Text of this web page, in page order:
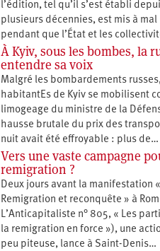
l’édition, tel qu’il s’est établi
plusieurs décennies, est mis à mal
pendant que l’État et les
À Kyiv, sous les bombes, la
entendre sa voix
Malgré les bombardements
habitantEs de Kyiv se mobilisent
limogeage du ministre de la
hausse brutale du prix des
nuit avait été effroyable : plus de…
Vers une vaste campagne
remigration ?
Deux jours avant la manifestation «
Remigration et reconquête » à
L’Anticapitaliste n° 805, « Les
la remigration en force »), une
peu piteuse, lance à Saint-Denis…